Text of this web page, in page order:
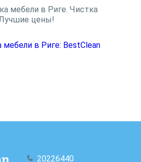
мебели в Риге. Чистка
цены!
20226440